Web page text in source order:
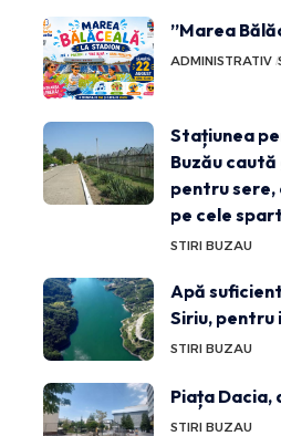
”Marea
ADMINISTRATIV
Stațiunea
Buzău
pentru sere,
pe cele
STIRI BUZAU
Apă
Siriu,
STIRI BUZAU
Piața Dacia,
STIRI BUZAU